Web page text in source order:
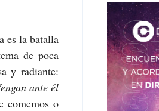
es la batalla
de poca
y radiante:
ante él
comemos o